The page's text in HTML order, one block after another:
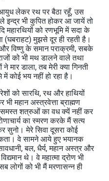
लेकर रथ पर बैठा रहूँ, उस
इन्द्र भी कुपित होकर आ जायें तो
महारथियों को रणभूमि में सदा के
मुझसे दूर ही रहती है।
और विष्णु के समान पराक्रमी, सबके
को भी मथ डालने वाले तथा
डाला, तब मेरी क्या गिनती
कोई भय नहीं हो रहा है।
को सारथि, रथ और हाथियों
भी महान अस्त्रवेत्ता ब्राह्मण
समस्त शत्रुओं का वध क्यें नहीं कर
का स्मरण करके मैं सत्य
सुनो। मेरे सिवा दूसरा कोई
वे सामने आये हुए भयानक
बल, धैर्य, महान अस्त्र और
थे। वे महात्मा द्रोण भी
लोगों को भी मैं मरणासन्न ही